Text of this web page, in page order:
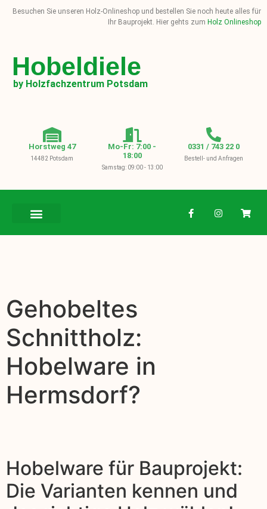
Besuchen Sie unseren Holz-Onlineshop und bestellen Sie noch heute alles für
Ihr Bauprojekt. Hier gehts zum Holz Onlineshop
Hobeldiele
by Holzfachzentrum Potsdam
Horstweg 47
14482 Potsdam
Mo-Fr: 7:00 -
18:00
Samstag: 09:00 - 13:00
0331 / 743 22 0
Bestell- und Anfragen
Gehobeltes
Schnittholz:
Hobelware in
Hermsdorf?
Hobelware für Bauprojekt:
Die Varianten kennen und